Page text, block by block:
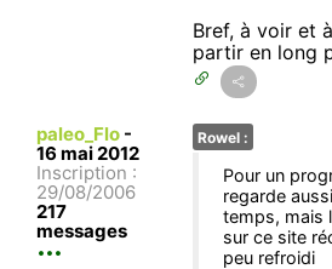
Bref, à voir et
partir en long
paleo_Flo -
16 mai 2012
Inscription :
29/08/2006
217
messages
Rowel :
Pour un
regarde
temps, mais
sur ce site
peu refroidi